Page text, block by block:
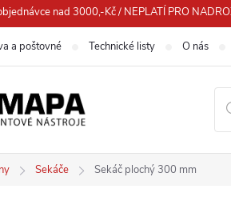
nad 3000,-Kč / NEPLATÍ PRO
a poštovné Technické listy O nás
Sekáče Sekáč plochý 300 mm